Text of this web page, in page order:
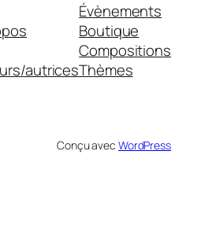
autrices
Évènements
Boutique
Compositions
Thèmes
Conçu avec WordPress